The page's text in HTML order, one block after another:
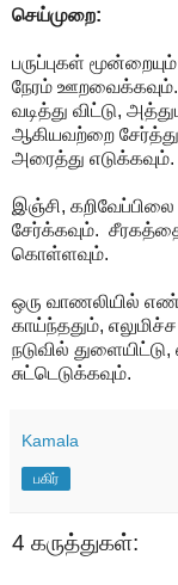
செய்முறை:
பருப்புகள்
நேரம்
வடித்து விட்டு,
ஆகியவற்றை
அரைத்து எடுக்கவும்.
இஞ்சி,
சேர்க்கவும்.
கொள்ளவும்.
ஒரு வாணலியில்
காய்ந்ததும்,
நடுவில்
சுட்டெடுக்கவும்.
Kamala
பகிர்
4 கருத்துகள்: